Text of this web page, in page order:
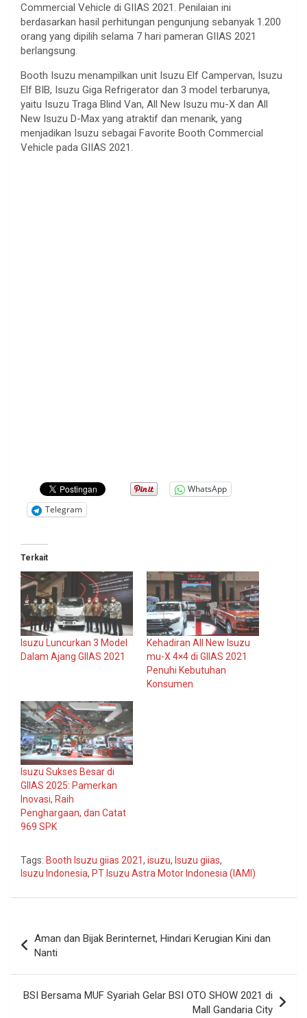
Commercial Vehicle di GIIAS 2021. Penilaian ini
berdasarkan hasil perhitungan pengunjung sebanyak 1.200
orang yang dipilih selama 7 hari pameran GIIAS 2021
berlangsung.
Booth Isuzu menampilkan unit Isuzu Elf Campervan, Isuzu
Elf BIB, Isuzu Giga Refrigerator dan 3 model terbarunya,
yaitu Isuzu Traga Blind Van, All New Isuzu mu-X dan All
New Isuzu D-Max yang atraktif dan menarik, yang
menjadikan Isuzu sebagai Favorite Booth Commercial
Vehicle pada GIIAS 2021.
WhatsApp
Telegram
Terkait
Isuzu Luncurkan 3 Model
Dalam Ajang GIIAS 2021
Kehadiran All New Isuzu
mu-X 4×4 di GIIAS 2021
Penuhi Kebutuhan
Konsumen
Isuzu Sukses Besar di
GIIAS 2025: Pamerkan
Inovasi, Raih
Penghargaan, dan Catat
969 SPK
Tags: Booth Isuzu giias 2021, isuzu, Isuzu giias,
Isuzu Indonesia, PT Isuzu Astra Motor Indonesia (IAMI)
pos
Aman dan Bijak Berinternet, Hindari Kerugian Kini dan
Nanti
BSI Bersama MUF Syariah Gelar BSI OTO SHOW 2021 di
Mall Gandaria City